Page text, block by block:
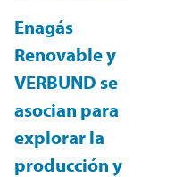
Enagás
Renovable y
VERBUND se
asocian para
explorar la
producción y